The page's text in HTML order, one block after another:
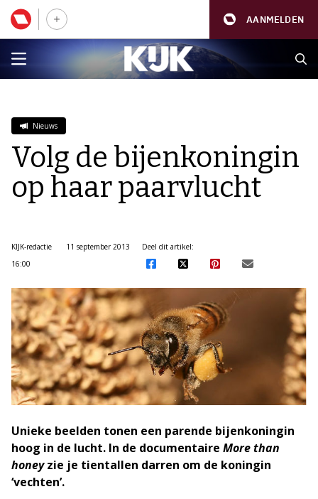
AANMELDEN
Nieuws
Volg de bijenkoningin
op haar paarvlucht
KIJK-redactie
11 september 2013
16:00
Deel dit artikel:
Unieke beelden tonen een parende bijenkoningin
hoog in de lucht. In de documentaire More than
honeyzie je tientallen darren om de koningin
‘vechten’.